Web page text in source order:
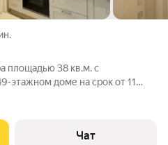
площадью 38 кв.м. с
этажном доме на срок от 11
Чат